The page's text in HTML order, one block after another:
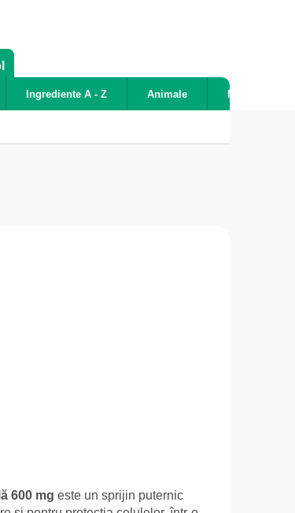
Ingrediente A - Z Animale Noutăți
600 mg este un sprijin puternic